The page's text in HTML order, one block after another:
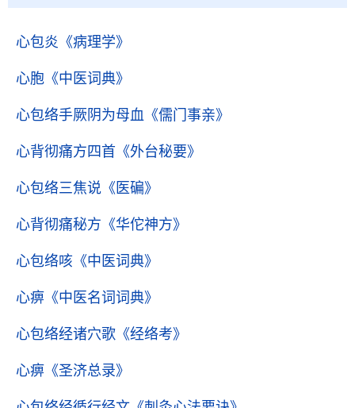
心包炎 《病理学》
心胞 《中医词典》
心包络手厥阴为母血 《儒门事亲》
心背彻痛方四首 《外台秘要》
心包络三焦说 《医碥》
心背彻痛秘方 《华佗神方》
心包络咳 《中医词典》
心痹 《中医名词词典》
心包络经诸穴歌 《经络考》
心痹 《圣济总录》